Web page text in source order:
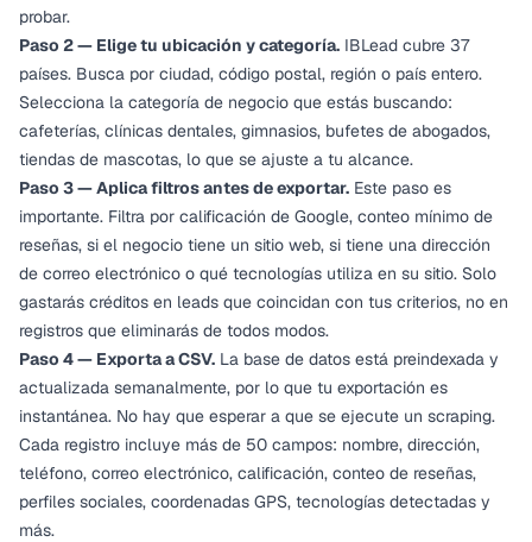
probar.
Paso 2 — Elige tu ubicación y categoría. IBLead cubre 37
países. Busca por ciudad, código postal, región o país entero.
Selecciona la categoría de negocio que estás buscando:
cafeterías, clínicas dentales, gimnasios, bufetes de abogados,
tiendas de mascotas, lo que se ajuste a tu alcance.
Paso 3 — Aplica filtros antes de exportar. Este paso es
importante. Filtra por calificación de Google, conteo mínimo de
reseñas, si el negocio tiene un sitio web, si tiene una dirección
de correo electrónico o qué tecnologías utiliza en su sitio. Solo
gastarás créditos en leads que coincidan con tus criterios, no en
registros que eliminarás de todos modos.
Paso 4 — Exporta a CSV. La base de datos está preindexada y
actualizada semanalmente, por lo que tu exportación es
instantánea. No hay que esperar a que se ejecute un scraping.
Cada registro incluye más de 50 campos: nombre, dirección,
teléfono, correo electrónico, calificación, conteo de reseñas,
perfiles sociales, coordenadas GPS, tecnologías detectadas y
más.